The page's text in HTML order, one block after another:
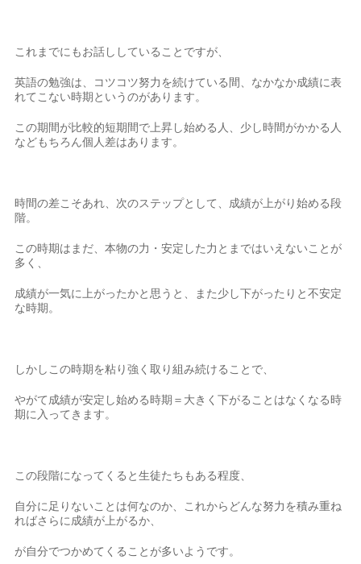
これまでにもお話ししていることですが、
英語の勉強は、コツコツ努力を続けている間、なかなか成績に表
れてこない時期というのがあります。
この期間が比較的短期間で上昇し始める人、少し時間がかかる人
などもちろん個人差はあります。
時間の差こそあれ、次のステップとして、成績が上がり始める段
階。
この時期はまだ、本物の力・安定した力とまではいえないことが
多く、
成績が一気に上がったかと思うと、また少し下がったりと不安定
な時期。
しかしこの時期を粘り強く取り組み続けることで、
やがて成績が安定し始める時期＝大きく下がることはなくなる時
期に入ってきます。
この段階になってくると生徒たちもある程度、
自分に足りないことは何なのか、これからどんな努力を積み重ね
ればさらに成績が上がるか、
が自分でつかめてくることが多いようです。